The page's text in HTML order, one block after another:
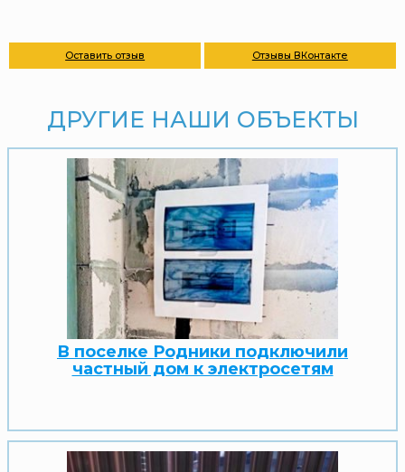
Оставить отзыв Отзывы ВКонтакте
ДРУГИЕ НАШИ ОБЪЕКТЫ
В поселке Родники подключили
частный дом к электросетям